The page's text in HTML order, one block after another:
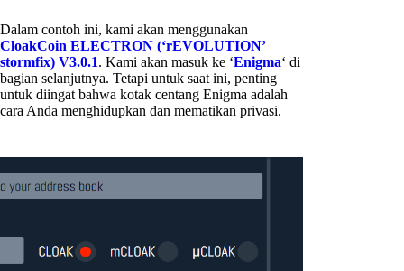
Dalam contoh ini, kami akan menggunakan
CloakCoin ELECTRON (‘rEVOLUTION’
stormfix) V3.0.1. Kami akan masuk ke ‘Enigma‘ di
bagian selanjutnya. Tetapi untuk saat ini, penting
untuk diingat bahwa kotak centang Enigma adalah
cara Anda menghidupkan dan mematikan privasi.